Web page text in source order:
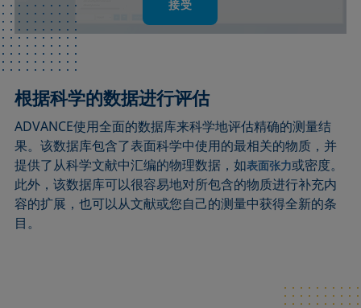
接受
根据科学的数据进行评估
ADVANCE使用全面的数据库来科学地评估精确的测量结
果。该数据库包含了表面科学中使用的最相关的物质，并
提供了从科学文献中汇编的物理数据，如表面张力或密度。
此外，该数据库可以很容易地对所包含的物质进行补充内
容的扩展，也可以从文献或您自己的测量中获得全新的条
目。